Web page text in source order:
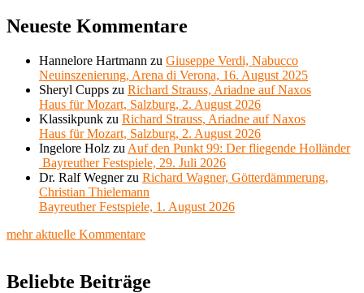
Neueste Kommentare
Hannelore Hartmann zu Giuseppe Verdi, Nabucco
Neuinszenierung, Arena di Verona, 16. August 2025
Sheryl Cupps zu Richard Strauss, Ariadne auf Naxos
Haus für Mozart, Salzburg, 2. August 2026
Klassikpunk zu Richard Strauss, Ariadne auf Naxos
Haus für Mozart, Salzburg, 2. August 2026
Ingelore Holz zu Auf den Punkt 99: Der fliegende Holländer
Bayreuther Festspiele, 29. Juli 2026
Dr. Ralf Wegnerzu Richard Wagner, Götterdämmerung,
Christian Thielemann
Bayreuther Festspiele, 1. August 2026
mehr aktuelle Kommentare
Beliebte Beiträge